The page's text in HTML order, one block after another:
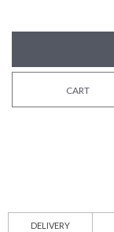
CART
DELIVERY